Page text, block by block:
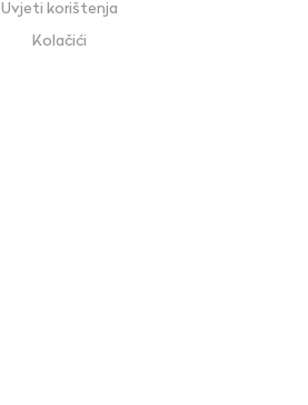
Uvjeti korištenja
Kolačići